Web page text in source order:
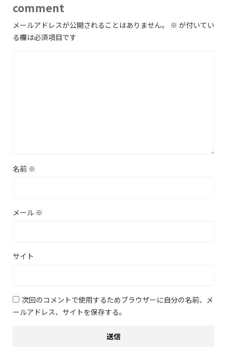
comment
メールアドレスが公開されることはありません。 ※ が付いてい
る欄は必須項目です
名前 ※
メール ※
サイト
次回のコメントで使用するためブラウザーに自分の名前、メ
ールアドレス、サイトを保存する。